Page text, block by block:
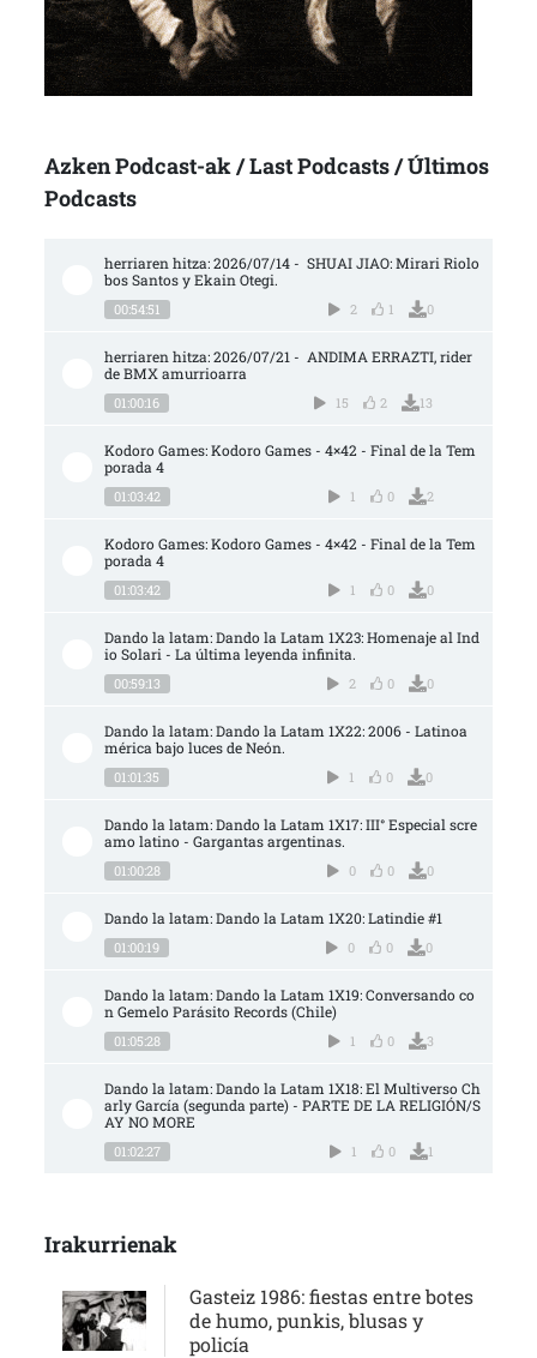
Azken Podcast-ak / Last Podcasts / Últimos
Podcasts
herriaren hitza: 2026/07/14 -  SHUAI JIAO: Mirari Riolo
bos Santos y Ekain Otegi.
00:54:51 2 1 0
herriaren hitza: 2026/07/21 -  ANDIMA ERRAZTI, rider
de BMX amurrioarra
01:00:16 15 2 13
Kodoro Games: Kodoro Games - 4×42 - Final de la Tem
porada 4
01:03:42 1 0 2
Kodoro Games: Kodoro Games - 4×42 - Final de la Tem
porada 4
01:03:42 1 0 0
Dando la latam: Dando la Latam 1X23: Homenaje al Ind
io Solari - La última leyenda infinita.
00:59:13 2 0 0
Dando la latam: Dando la Latam 1X22: 2006 - Latinoa
mérica bajo luces de Neón.
01:01:35 1 0 0
Dando la latam: Dando la Latam 1X17: III° Especial scre
amo latino - Gargantas argentinas.
01:00:28 0 0 0
Dando la latam: Dando la Latam 1X20: Latindie #1
01:00:19 0 0 0
Dando la latam: Dando la Latam 1X19: Conversando co
n Gemelo Parásito Records (Chile)
01:05:28 1 0 3
Dando la latam: Dando la Latam 1X18: El Multiverso Ch
arly García (segunda parte) - PARTE DE LA RELIGIÓN/S
AY NO MORE
01:02:27 1 0 1
Irakurrienak
Gasteiz 1986: fiestas entre botes
de humo, punkis, blusas y
policía